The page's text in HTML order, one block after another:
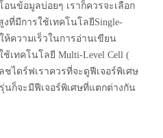
อนข้อมูลบ่อยๆ เราก็ควรจะเลือก
ที่มีการใช้เทคโนโลยีSingle-
ห้ความเร็วในการอ่านเขียน
เทคโนโลยี Multi-Level Cell (
ไดร์ฟเราควรที่จะดูฟีเจอร์พิเศษ
ก็จะมีฟีเจอร์พิเศษที่แตกต่างกัน